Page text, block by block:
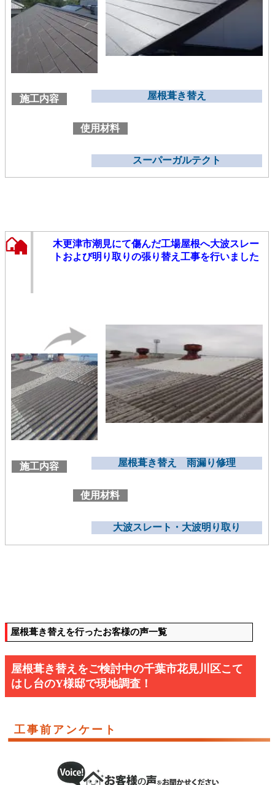
施工内容 屋根葺き替え
使用材料
スーパーガルテクト
木更津市潮見にて傷んだ工場屋根へ大波スレー
トおよび明り取りの張り替え工事を行いました
施工内容 屋根葺き替え 雨漏り修理
使用材料
大波スレート・大波明り取り
屋根葺き替えを行ったお客様の声一覧
屋根葺き替えをご検討中の千葉市花見川区こて
はし台のY様邸で現地調査！
工事前アンケート